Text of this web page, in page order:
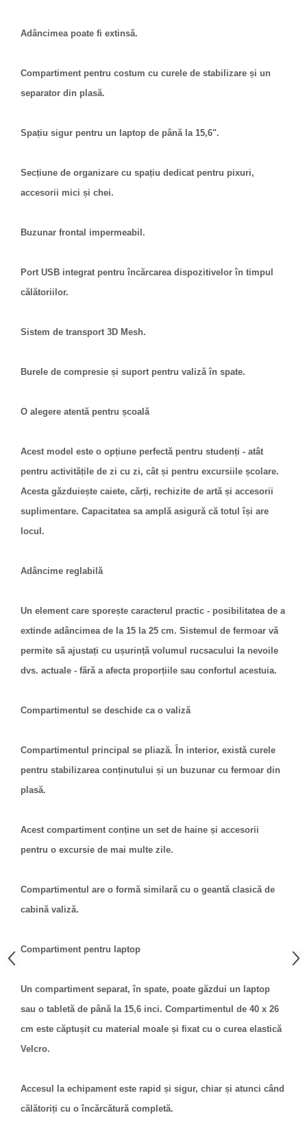
Adâncimea poate fi extinsă.
Compartiment pentru costum cu curele de stabilizare și un
separator din plasă.
Spațiu sigur pentru un laptop de până la 15,6".
Secțiune de organizare cu spațiu dedicat pentru pixuri,
accesorii mici și chei.
Buzunar frontal impermeabil.
Port USB integrat pentru încărcarea dispozitivelor în timpul
călătoriilor.
Sistem de transport 3D Mesh.
Burele de compresie și suport pentru valiză în spate.
O alegere atentă pentru școală
Acest model este o opțiune perfectă pentru studenți - atât
pentru activitățile de zi cu zi, cât și pentru excursiile școlare.
Acesta găzduiește caiete, cărți, rechizite de artă și accesorii
suplimentare. Capacitatea sa amplă asigură că totul își are
locul.
Adâncime reglabilă
Un element care sporește caracterul practic - posibilitatea de a
extinde adâncimea de la 15 la 25 cm. Sistemul de fermoar vă
permite să ajustați cu ușurință volumul rucsacului la nevoile
dvs. actuale - fără a afecta proporțiile sau confortul acestuia.
Compartimentul se deschide ca o valiză
Compartimentul principal se pliază. În interior, există curele
pentru stabilizarea conținutului și un buzunar cu fermoar din
plasă.
Acest compartiment conține un set de haine și accesorii
pentru o excursie de mai multe zile.
Compartimentul are o formă similară cu o geantă clasică de
cabină valiză.
Compartiment pentru laptop
Un compartiment separat, în spate, poate găzdui un laptop
sau o tabletă de până la 15,6 inci. Compartimentul de 40 x 26
cm este căptușit cu material moale și fixat cu o curea elastică
Velcro.
Accesul la echipament este rapid și sigur, chiar și atunci când
călătoriți cu o încărcătură completă.